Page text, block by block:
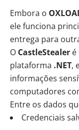
Embora o
ele funciona
entrega para
O CastleStealer é
plataforma .NET,
informações
computadores
Entre os dados
Credenciais